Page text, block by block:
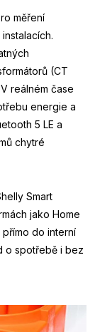
měření
(CT
reálném čase
energie a
5 LE a
chytré
Smart
jako Home
přímo do interní
o spotřebě i bez